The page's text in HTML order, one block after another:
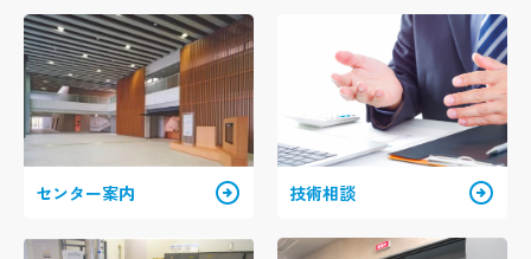
センター案内 arrow_circle_right 技術相談 arrow_circle_right